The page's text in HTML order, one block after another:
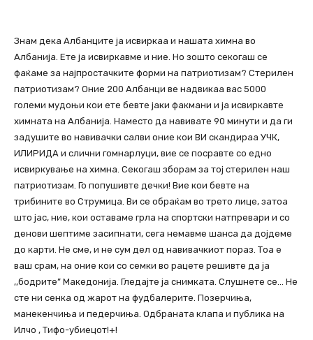
Знам дека Албанците ја исвиркаа и нашата химна во
Албанија. Ете ја исвиркавме и ние. Но зошто секогаш се
фаќаме за најпростачките форми на патриотизам? Стерилен
патриотизам? Оние 200 Албанци ве надвикаа вас 5000
големи мудоњи кои ете бевте јаки факмани и ја исвиркавте
химната на Албанија. Наместо да навивате 90 минути и да ги
задушите во навивачки салви оние кои ВИ скандираа УЧК,
ИЛИРИДА и слични гомнарлуци, вие се посравте со едно
исвиркување на химна. Секогаш зборам за тој стерилен наш
патриотизам. Го попушивте дечки! Вие кои бевте на
трибините во Струмица. Ви се обраќам во трето лице, затоа
што јас, ние, кои оставаме грла на спортски натпревари и со
денови шептиме засипнати, сега немавме шанса да дојдеме
до карти. Не сме, и не сум дел од навивачкиот пораз. Тоа е
ваш срам, на оние кои со семки во рацете решивте да ја
,,бодрите” Македонија. Гледајте ја снимката. Слушнете се… Не
сте ни сенка од жарот на фудбалерите. Позерчиња,
манекенчиња и педерчиња. Одбраната клапа и публика на
Илчо , Тифо-убиецот!+!